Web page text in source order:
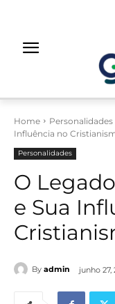
Home Personalidades
Influência no
Personalidades
O
e Sua
By admin junho 27,